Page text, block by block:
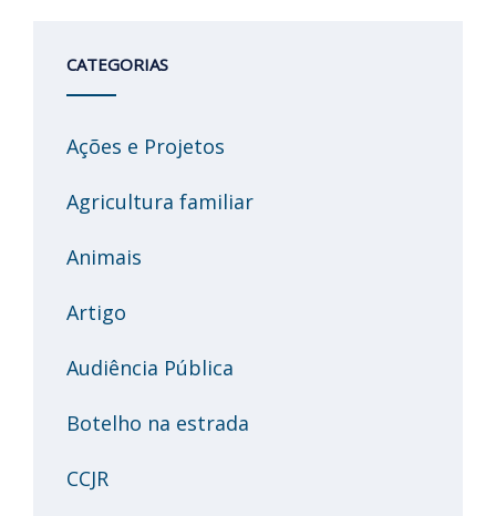
CATEGORIAS
Ações e Projetos
Agricultura familiar
Animais
Artigo
Audiência Pública
Botelho na estrada
CCJR